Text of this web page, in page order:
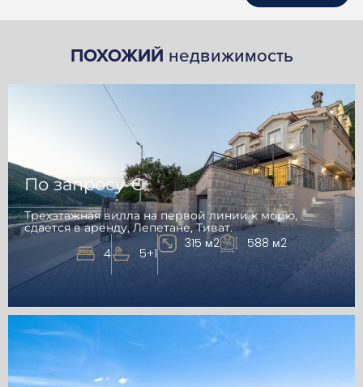
ПОХОЖИЙ недвижимость
По запросу €
Трехэтажная вилла на первой линии к морю,
сдается в аренду, Лепетане, Тиват.
4 5+1
315 м2 588 м2